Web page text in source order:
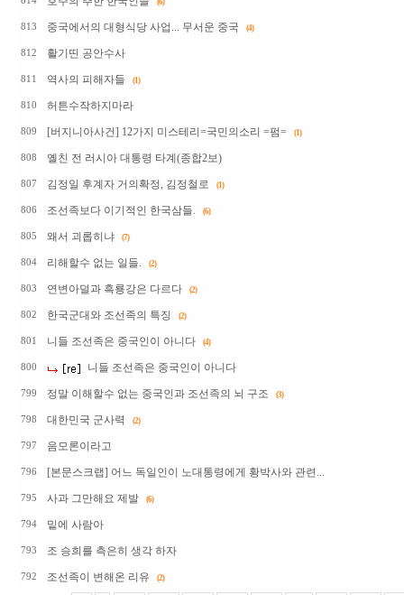
(6)
813 중국에서의 대형식당 사업... 무서운 중국 (4)
812 활기띤 공안수사
811 역사의 피해자들 (1)
810 허튼수작하지마라
809 [버지니아사건] 12가지 미스테리=국민의소리 =펌= (1)
808 옐친 전 러시아 대통령 타계(종합2보)
807 김정일 후계자 거의확정, 김정철로 (1)
806 조선족보다 이기적인 한국삼들. (6)
805 왜서 괴롭히냐 (7)
804 리해할수 없는 일들. (2)
803 연변아덜과 흑룡강은 다르다 (2)
802 한국군대와 조선족의 특징 (2)
801 니들 조선족은 중국인이 아니다 (4)
800 니들 조선족은 중국인이 아니다
799 정말 이해할수 없는 중국인과 조선족의 뇌 구조 (3)
798 대한민국 군사력 (2)
797 음모론이라고
796 [본문스크랩] 어느 독일인이 노대통령에게 황박사와 관련...
795 사과 그만해요 제발 (6)
794 밑에 사람아
793 조 승희를 측은히 생각 하자
792 조선족이 변해온 리유 (2)